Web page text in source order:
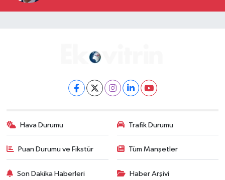
Hava Durumu Trafik Durumu
Puan Durumu ve Fikstür Tüm Manşetler
Son Dakika Haberleri Haber Arşivi